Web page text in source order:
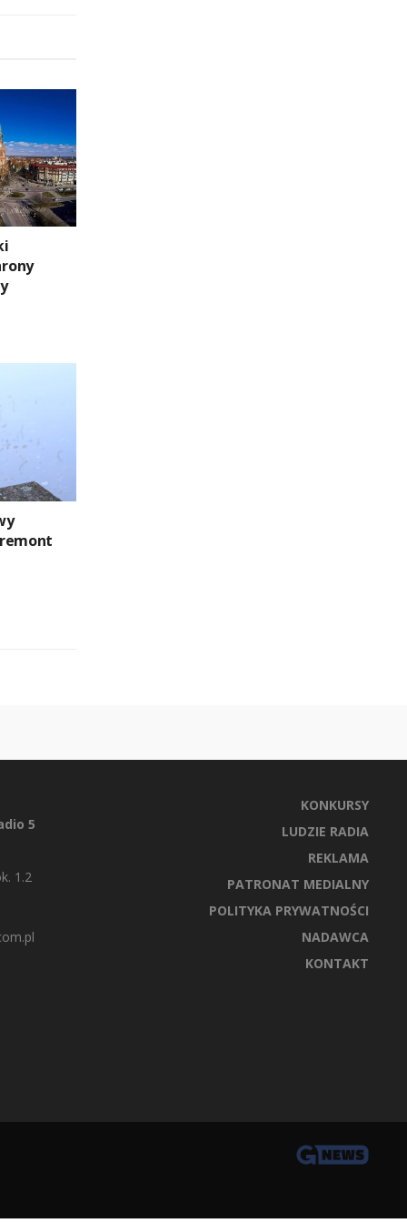
5
1.2
KONKURSY
LUDZIE RADIA
REKLAMA
PATRONAT MEDIALNY
POLITYKA PRYWATNOŚCI
NADAWCA
KONTAKT